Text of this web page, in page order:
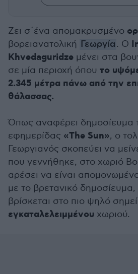
Ζει σ΄ένα απομακρυσμένο
βορειανατολική Γεωργία. Ο
Khvedaguridze μένει στα
σε μία περιοχή όπου το
2.345 μέτρα πάνω από την
θάλασσας.
Όπως αναφέρει δημοσίευμα
εφημερίδας «The Sun», o
Γεωργιανός σκοπεύει να
που γεννήθηκε, στο χωριό
αρέσει να είναι
με το βρετανικό δημοσίευμα,
βρίσκεται στο πιο ψηλό
εγκαταλελειμμένου χωριού.